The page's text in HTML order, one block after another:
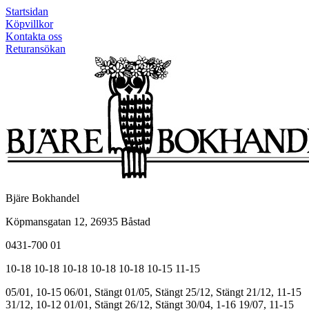
Startsidan
Köpvillkor
Kontakta oss
Returansökan
Bjäre Bokhandel
Köpmansgatan 12, 26935 Båstad
0431-700 01
10-18 10-18 10-18 10-18 10-18 10-15 11-15
05/01, 10-15 06/01, Stängt 01/05, Stängt 25/12, Stängt 21/12, 11-15
31/12, 10-12 01/01, Stängt 26/12, Stängt 30/04, 1-16 19/07, 11-15